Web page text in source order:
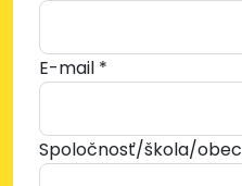
E-mail *
Spoločnosť/škola/obec